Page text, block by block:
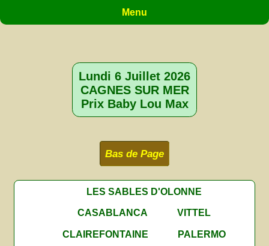
Menu
Lundi 6 Juillet 2026
CAGNES SUR MER
Prix Baby Lou Max
Bas de Page
LES SABLES D'OLONNE
CASABLANCA
VITTEL
CLAIREFONTAINE
PALERMO